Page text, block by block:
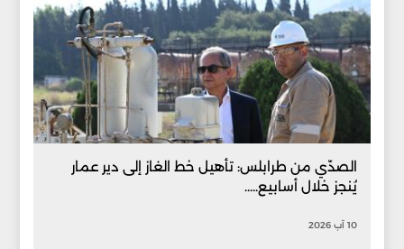
الصدّي من طرابلس: تأهيل خط الغاز إلى دير عمار
يُنجز خلال أسابيع.....
10 آب 2026